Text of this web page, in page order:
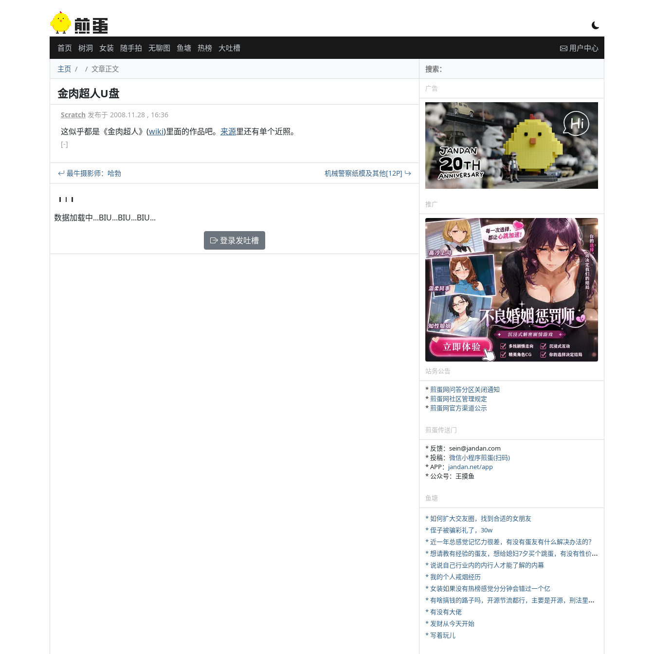
首页 树洞 女装 随手拍 无聊图 鱼塘 热榜 大吐槽 用户中心
主页 文章正文
金肉超人U盘
Scratch 发布于 2008.11.28 , 16:36
这似乎都是《金肉超人》(wiki)里面的作品吧。 来源里还有单个近照。
[-]
最牛摄影师：哈勃 机械警察纸模及其他[12P]
数据加载中...BIU...BIU...BIU...
登录发吐槽
广告
推广
站务公告
*煎蛋网问答分区关闭通知
*煎蛋网社区管理规定
*煎蛋网官方渠道公示
煎蛋传送门
* 反馈：sein@jandan.com
* 投稿： 微信小程序煎蛋(扫码)
* APP： jandan.net/app
* 公众号：王摸鱼
鱼塘
* 如何扩大交友圈，找到合适的女朋友
* 侄子被骗彩礼了，30w
* 近一年总感觉记忆力很差，有没有蛋友有什么解决办法的？
*
想请教有经验的蛋友，想给媳妇7夕买个跳蛋，有没有性价比高的推荐
* 说说自己行业内的内行人才能了解的内幕
* 我的个人戒烟经历
* 女装如果没有热榜感觉分分钟会错过一个亿
*
有啥搞钱的路子吗，开源节流都行，主要是开源，刑法里的咱不做
* 有没有大佬
* 发财从今天开始
* 写着玩儿